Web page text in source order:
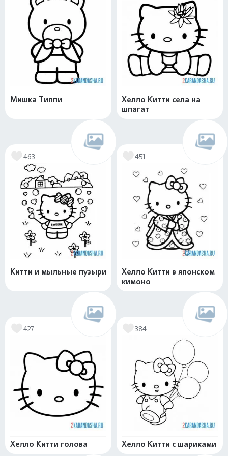
Мишка Типпи
Хелло Китти села на
шпагат
463
Китти и мыльные пузыри
451
Хелло Китти в японском
кимоно
427
Хелло Китти голова
384
Хелло Китти с шариками